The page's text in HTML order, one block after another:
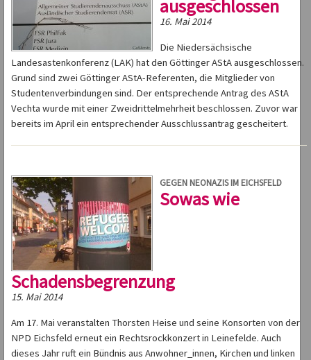
ausgeschlossen
16. Mai 2014
Die Niedersächsische
Landesastenkonferenz (LAK) hat den Göttinger AStA ausgeschlossen.
Grund sind zwei Göttinger AStA-Referenten, die Mitglieder von
Studentenverbindungen sind. Der entsprechende Antrag des AStA
Vechta wurde mit einer Zweidrittelmehrheit beschlossen. Zuvor war
bereits im April ein entsprechender Ausschlussantrag gescheitert.
GEGEN NEONAZIS IM EICHSFELD
Sowas wie
Schadensbegrenzung
15. Mai 2014
Am 17. Mai veranstalten Thorsten Heise und seine Konsorten von der
NPD Eichsfeld erneut ein Rechtsrockkonzert in Leinefelde. Auch
dieses Jahr ruft ein Bündnis aus Anwohner_innen, Kirchen und linken